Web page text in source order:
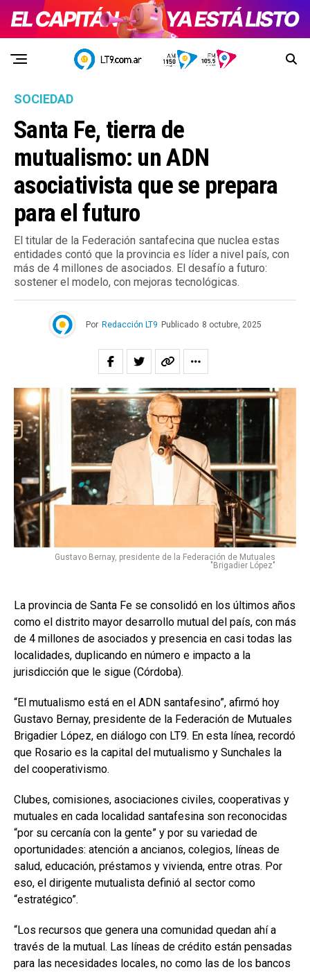
SOCIEDAD
Santa Fe, tierra de
mutualismo: un ADN
asociativista que se prepara
para el futuro
El titular de la Federación santafecina que nuclea estas
entidades contó que la provincia es líder a nivel país, con
más de 4 millones de asociados. El desafío a futuro:
sostener el modelo, con mejoras tecnológicas.
Por Redacción LT9 Publicado 8 octubre, 2025
Gustavo Bernay, presidente de la Federación de Mutuales
"Brigadier López"
La provincia de Santa Fe se consolidó en los últimos años
como el distrito mayor desarrollo mutual del país, con más
de 4 millones de asociados y presencia en casi todas las
localidades, duplicando en número e impacto a la
jurisdicción que le sigue (Córdoba).
“El mutualismo está en el ADN santafesino”, afirmó hoy
Gustavo Bernay, presidente de la Federación de Mutuales
Brigadier López, en diálogo con LT9. En esta línea, recordó
que Rosario es la capital del mutualismo y Sunchales la
del cooperativismo.
Clubes, comisiones, asociaciones civiles, cooperativas y
mutuales en cada localidad santafesina son reconocidas
“por su cercanía con la gente” y por su variedad de
oportunidades: atención a ancianos, colegios, líneas de
salud, educación, préstamos y vivienda, entre otras. Por
eso, el dirigente mutualista definió al sector como
“estratégico”.
“Los recursos que genera una comunidad quedan ahí a
través de la mutual. Las líneas de crédito están pensadas
para las necesidades locales, no como las de los bancos